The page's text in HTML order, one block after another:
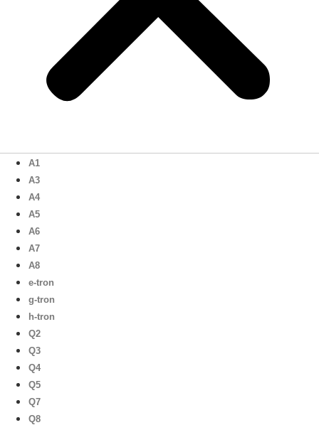
A1
A3
A4
A5
A6
A7
A8
e-tron
g-tron
h-tron
Q2
Q3
Q4
Q5
Q7
Q8